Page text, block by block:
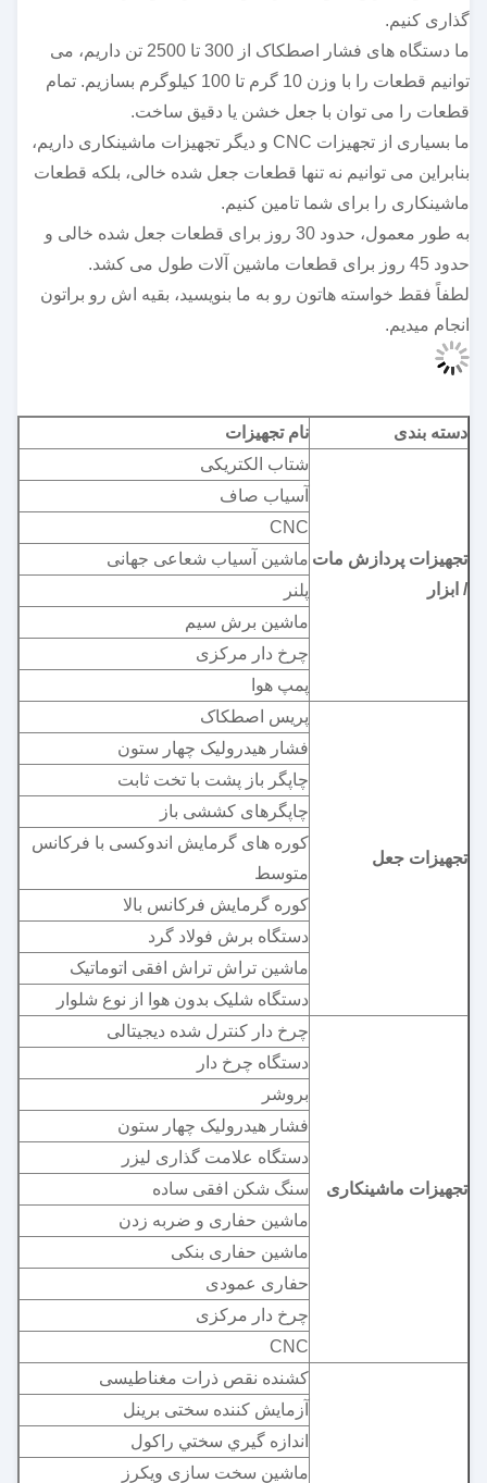
گذاری کنیم.
ما دستگاه های فشار اصطکاک از 300 تا 2500 تن داریم، می
توانیم قطعات را با وزن 10 گرم تا 100 کیلوگرم بسازیم. تمام
قطعات را می توان با جعل خشن یا دقیق ساخت.
ما بسیاری از تجهیزات CNC و دیگر تجهیزات ماشینکاری داریم،
بنابراین می توانیم نه تنها قطعات جعل شده خالی، بلکه قطعات
ماشینکاری را برای شما تامین کنیم.
به طور معمول، حدود 30 روز برای قطعات جعل شده خالی و
حدود 45 روز برای قطعات ماشین آلات طول می کشد.
لطفاً فقط خواسته هاتون رو به ما بنويسيد، بقيه اش رو براتون
انجام ميديم.
دسته بندی نام تجهیزات
تجهیزات پردازش مات
/ ابزار
شتاب الکتریکی
آسیاب صاف
CNC
ماشین آسیاب شعاعی جهانی
پلنر
ماشین برش سیم
چرخ دار مرکزی
پمپ هوا
تجهیزات جعل
پریس اصطکاک
فشار هیدرولیک چهار ستون
چاپگر باز پشت با تخت ثابت
چاپگرهای کششی باز
کوره های گرمایش اندوکسی با فرکانس
متوسط
کوره گرمایش فرکانس بالا
دستگاه برش فولاد گرد
ماشین تراش تراش افقی اتوماتیک
دستگاه شلیک بدون هوا از نوع شلوار
تجهیزات ماشینکاری
چرخ دار کنترل شده دیجیتالی
دستگاه چرخ دار
بروشر
فشار هیدرولیک چهار ستون
دستگاه علامت گذاری لیزر
سنگ شکن افقی ساده
ماشین حفاری و ضربه زدن
ماشین حفاری بنکی
حفاری عمودی
چرخ دار مرکزی
CNC
کشنده نقص ذرات مغناطیسی
آزمایش کننده سختی برینل
اندازه گيري سختي راکول
ماشین سخت سازی ویکرز